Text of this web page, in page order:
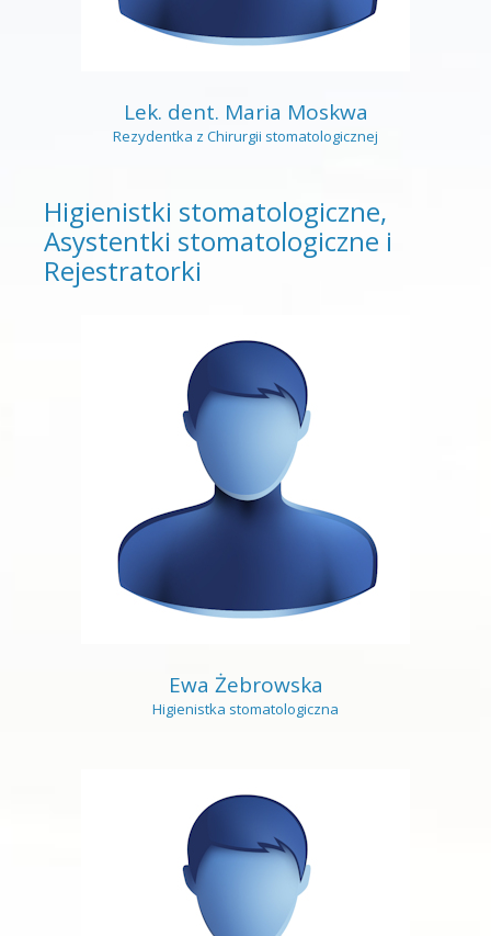
Lek. dent. Maria Moskwa
Rezydentka z Chirurgii stomatologicznej
Higienistki stomatologiczne,
Asystentki stomatologiczne i
Rejestratorki
Ewa Żebrowska
Higienistka stomatologiczna